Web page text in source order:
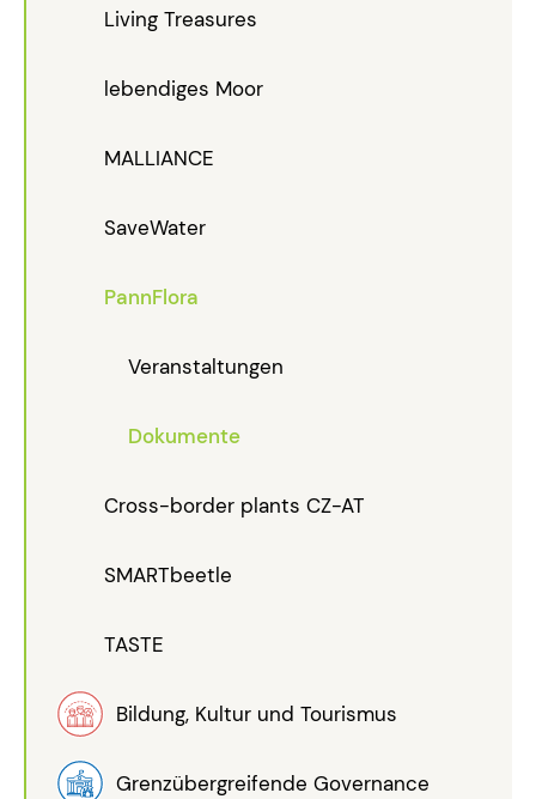
Living Treasures
lebendiges Moor
MALLIANCE
SaveWater
PannFlora
Veranstaltungen
Dokumente
Cross-border plants CZ-AT
SMARTbeetle
TASTE
Bildung, Kultur und Tourismus
Grenzübergreifende Governance